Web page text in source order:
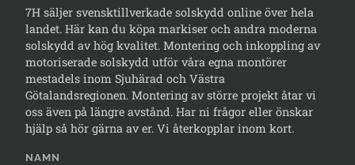
7H säljer svensktillverkade solskydd online över hela
landet. Här kan du köpa markiser och andra moderna
solskydd av hög kvalitet. Montering och inkoppling av
motoriserade solskydd utför våra egna montörer
mestadels inom Sjuhärad och Västra
Götalandsregionen. Montering av större projekt åtar vi
oss även på längre avstånd. Har ni frågor eller önskar
hjälp så hör gärna av er. Vi återkopplar inom kort.
NAMN